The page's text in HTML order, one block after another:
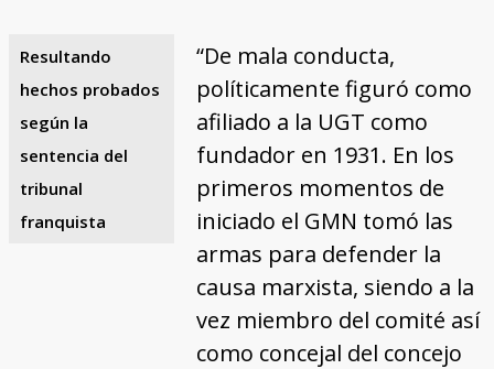
Resultando
hechos probados
según la
sentencia del
tribunal
franquista
“De mala conducta,
políticamente figuró como
afiliado a la UGT como
fundador en 1931. En los
primeros momentos de
iniciado el GMN tomó las
armas para defender la
causa marxista, siendo a la
vez miembro del comité así
como concejal del concejo